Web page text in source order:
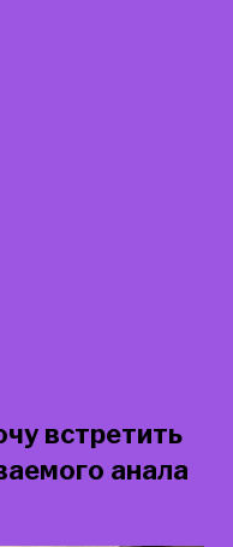
встретить
анала